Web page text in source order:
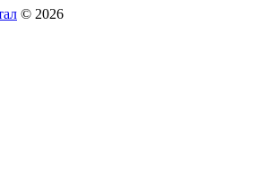
© 2026